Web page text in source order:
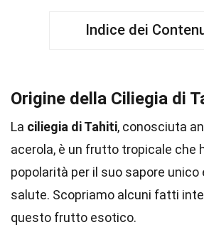
Indice dei
Origine della Ciliegia di
La ciliegia di Tahiti, conosciuta
acerola, è un frutto tropicale che
popolarità per il suo sapore unico
salute. Scopriamo alcuni fatti
questo frutto esotico.